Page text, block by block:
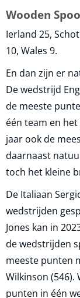
Wooden
Ierland 25,
10, Wales 9.
En dan zijn er
De wedstrijd
de meeste
één team en
jaar ook de
daarnaast
toch het kleine
De Italiaan
wedstrijden
Jones kan in
de wedstrijden
meeste punten
Wilkinson (546).
punten in één